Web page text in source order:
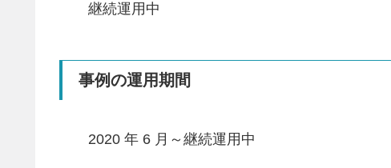
継続運用中
事例の運用期間
2020 年 6 月～継続運用中